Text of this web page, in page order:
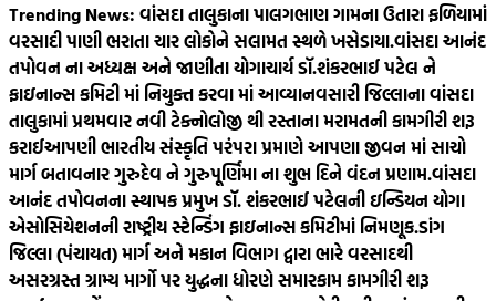
Trending News: વાંસદા તાલુકાના પાલગભાણ ગામના ઉતારા ફળિયામાં
વરસાદી પાણી ભરાતા ચાર લોકોને સલામત સ્થળે ખસેડાયા.વાંસદા આનંદ
તપોવન ના અધ્યક્ષ અને જાણીતા યોગાચાર્ય ડૉ.શંકરભાઈ પટેલ ને
ફાઇનાન્સ કમિટી માં નિયુક્ત કરવા માં આવ્યાનવસારી જિલ્લાના વાંસદા
તાલુકામાં પ્રથમવાર નવી ટેક્નોલોજી થી રસ્તાના મરામતની કામગીરી શરૂ
કરાઈઆપણી ભારતીય સંસ્કૃતિ પરંપરા પ્રમાણે આપણા જીવન માં સાચો
માર્ગ બતાવનાર ગુરુદેવ ને ગુરુપૂર્ણિમા ના શુભ દિને વંદન પ્રણામ.વાંસદા
આનંદ તપોવનના સ્થાપક પ્રમુખ ડૉ. શંકરભાઈ પટેલની ઇન્ડિયન યોગા
એસોસિયેશનની રાષ્ટ્રીય સ્ટેન્ડિંગ ફાઇનાન્સ કમિટીમાં નિમણૂક.ડાંગ
જિલ્લા (પંચાયત) માર્ગ અને મકાન વિભાગ દ્વારા ભારે વરસાદથી
અસરગ્રસ્ત ગ્રામ્ય માર્ગો પર યુદ્ધના ધોરણે સમારકામ કામગીરી શરૂ